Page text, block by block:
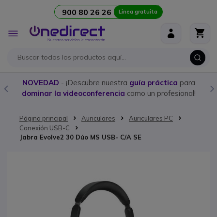
900 80 26 26 Linea gratuita
Toggle
Nav
NOVEDAD- ¡Descubre nuestraguía prácticapara
dominar la videoconferenciacomo un profesional!
Página principal Auriculares
Auriculares PC
Conexión USB-C
Jabra Evolve2 30 Dúo MS USB- C/A SE